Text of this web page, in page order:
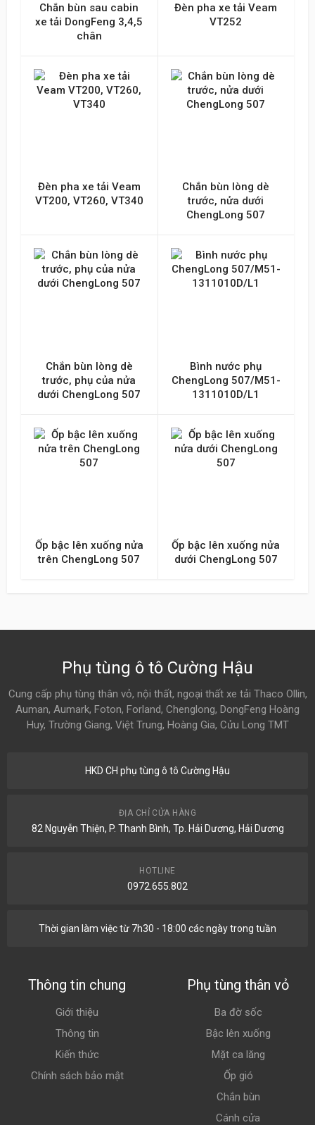
Chắn bùn sau cabin
xe tải DongFeng 3,4,5
chân
Đèn pha xe tải Veam
VT252
Đèn pha xe tải Veam
VT200, VT260, VT340
Chắn bùn lòng dè
trước, nửa dưới
ChengLong 507
Chắn bùn lòng dè
trước, phụ của nửa
dưới ChengLong 507
Bình nước phụ
ChengLong 507/M51-
1311010D/L1
Ốp bậc lên xuống nửa
trên ChengLong 507
Ốp bậc lên xuống nửa
dưới ChengLong 507
Phụ tùng ô tô Cường Hậu
Cung cấp phụ tùng thân vỏ, nội thất, ngoại thất xe tải Thaco Ollin,
Auman, Aumark, Foton, Forland, Chenglong, DongFeng Hoàng
Huy, Trường Giang, Việt Trung, Hoàng Gia, Cửu Long TMT
HKD CH phụ tùng ô tô Cường Hậu
ĐỊA CHỈ CỬA HÀNG
82 Nguyễn Thiện, P. Thanh Bình, Tp. Hải Dương, Hải Dương
HOTLINE
0972.655.802
Thời gian làm việc từ 7h30 - 18:00 các ngày trong tuần
Thông tin chung
Giới thiệu
Thông tin
Kiến thức
Chính sách bảo mật
Phụ tùng thân vỏ
Ba đờ sốc
Bậc lên xuống
Mặt ca lăng
Ốp gió
Chắn bùn
Cánh cửa